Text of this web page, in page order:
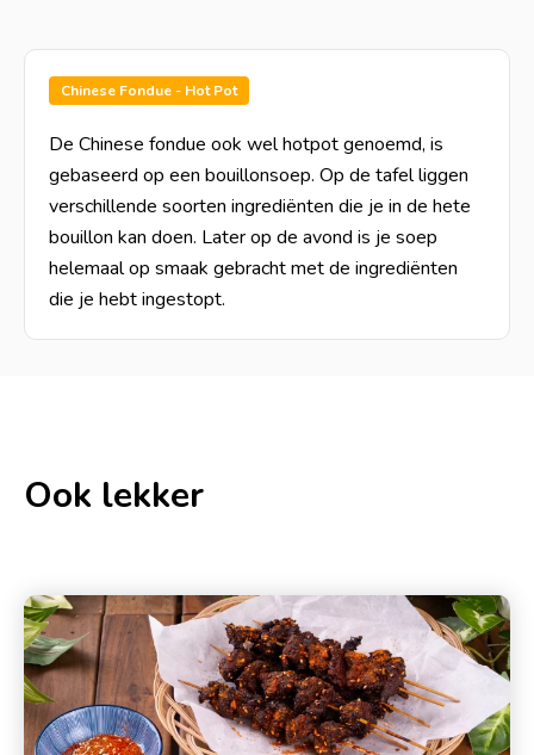
Chinese Fondue - Hot Pot
De Chinese fondue ook wel hotpot genoemd, is
gebaseerd op een bouillonsoep. Op de tafel liggen
verschillende soorten ingrediënten die je in de hete
bouillon kan doen. Later op de avond is je soep
helemaal op smaak gebracht met de ingrediënten
die je hebt ingestopt.
Ook lekker